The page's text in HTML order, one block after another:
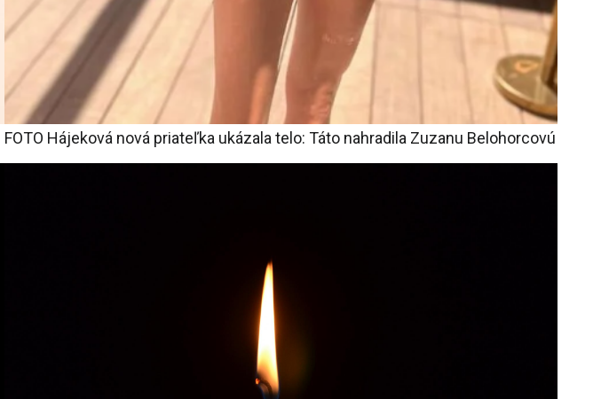
FOTO Hájeková nová priateľka ukázala telo: Táto nahradila Zuzanu Belohorcovú